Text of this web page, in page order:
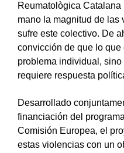
Reumatològica
mano la magnitud de
sufre este colectivo. De
convicción de que lo
problema individual,
requiere respuesta
Desarrollado
financiación del
Comisión Europea, el
estas violencias con un